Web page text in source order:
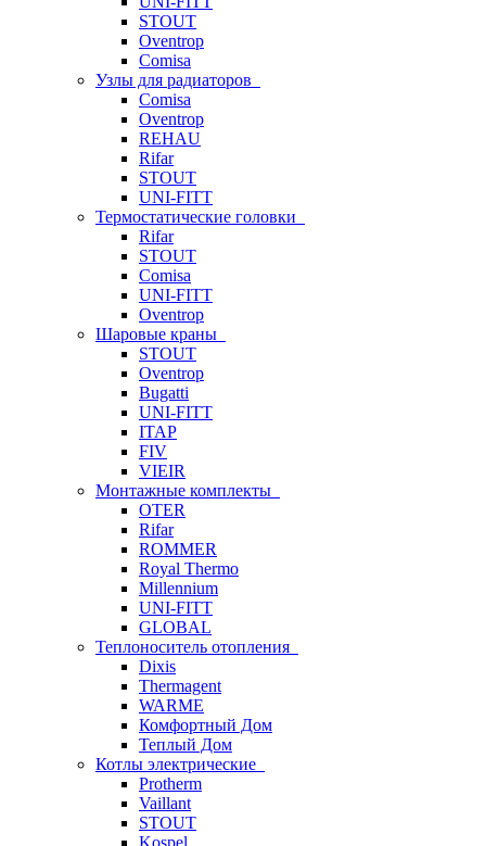
STOUT
Oventrop
Comisa
Узлы для радиаторов
Comisa
Oventrop
REHAU
Rifar
STOUT
UNI-FITT
Термостатические головки
Rifar
STOUT
Comisa
UNI-FITT
Oventrop
Шаровые краны
STOUT
Oventrop
Bugatti
UNI-FITT
ITAP
FIV
VIEIR
Монтажные комплекты
OTER
Rifar
ROMMER
Royal Thermo
Millennium
UNI-FITT
GLOBAL
Теплоноситель отопления
Dixis
Thermagent
WARME
Комфортный Дом
Теплый Дом
Котлы электрические
Protherm
Vaillant
STOUT
Kospel